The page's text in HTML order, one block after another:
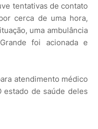
tentativas de contato
cerca de uma hora,
uma ambulância
foi acionada e
atendimento médico
estado de saúde deles